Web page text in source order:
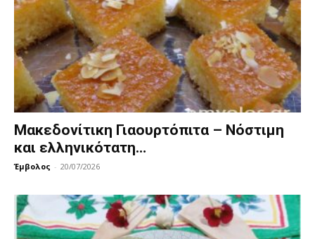
Μακεδονίτικη Γιαουρτόπιτα – Νόστιμη
και ελληνικότατη…
Έμβολος - 20/07/2026